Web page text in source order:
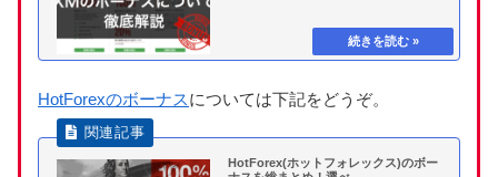
HotForexのボーナスについては下記をどうぞ。
HotForex(ホットフォレックス)のボー